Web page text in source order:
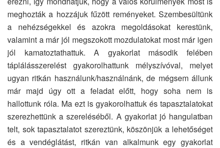
meghozták a hozzájuk fűzött reményeket. Szembesültünk
a nehézségekkel és azokra megoldásokat kerestünk,
valamint a már jól megszokott mozdulatokat most már igen
jól kamatoztathattuk. A gyakorlat második felében
táplálásszerelést gyakorolhattunk mélyszívóval, melyet
ugyan ritkán használunk/használnánk, de mégsem állunk
már majd úgy ott a feladat előtt, hogy soha nem is
hallottunk róla. Ma ezt is gyakorolhattuk és tapasztalatokat
szerezhettünk a szereléséből. A gyakorlat jó hangulatban
telt, sok tapasztalatot szereztünk, köszönjük a lehetőséget
és a vendéglátást, ritkán van alkalmunk egy gyakorlat